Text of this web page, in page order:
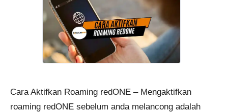
Cara Aktifkan Roaming redONE – Mengaktifkan
roaming redONE sebelum anda melancong adalah